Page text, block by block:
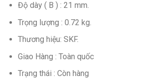
Độ dày ( B ) : 21 mm.
Trọng lượng : 0.72 kg.
Thương hiệu: SKF.
Giao Hàng : Toàn quốc
Trạng thái : Còn hàng